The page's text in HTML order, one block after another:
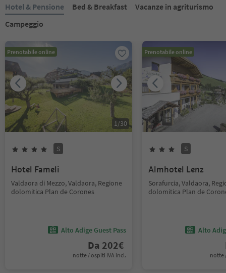
Hotel & Pensione Bed & Breakfast
Vacanze in agriturismo
Campeggio
Prenotabile online
1/30
S
Hotel Fameli
Valdaora di Mezzo, Valdaora, Regione
dolomitica Plan de Corones
Alto Adige Guest Pass
Da 202€
notte / ospiti IVA incl.
Prenotabile online
S
Almhotel Lenz
Sorafurcia, Valdaora,
dolomitica Plan de
Alto
notte